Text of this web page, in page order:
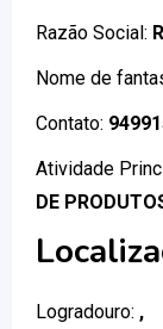
Razão Social:
Nome de
Contato:
Atividade
DE
Logradouro: ,